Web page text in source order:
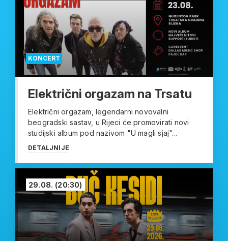
KONCERT
Električni orgazam na Trsatu
Električni orgazam, legendarni novovalni
beogradski sastav, u Rijeci će promovirati novi
studijski album pod nazivom "U magli sjaj"...
DETALJNIJE
29.08. (20:30)